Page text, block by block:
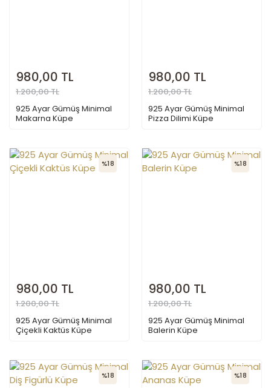
980,00 TL
1.200,00 TL
925 Ayar Gümüş Minimal
Makarna Küpe
980,00 TL
1.200,00 TL
925 Ayar Gümüş Minimal
Pizza Dilimi Küpe
%18
980,00 TL
1.200,00 TL
925 Ayar Gümüş Minimal
Çiçekli Kaktüs Küpe
%18
980,00 TL
1.200,00 TL
925 Ayar Gümüş Minimal
Balerin Küpe
%18 %18